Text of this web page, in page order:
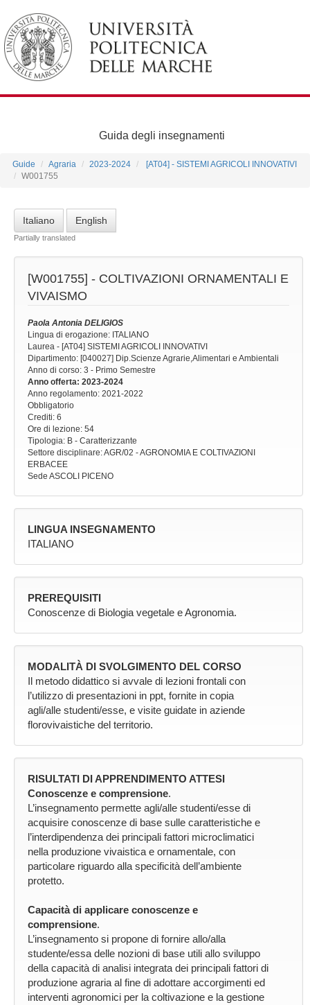
Guida degli insegnamenti
Guide Agraria 2023-2024
[AT04] - SISTEMI AGRICOLI INNOVATIVI
W001755
Italiano English
Partially translated
[W001755] - COLTIVAZIONI ORNAMENTALI E
VIVAISMO
Paola Antonia DELIGIOS
Lingua di erogazione: ITALIANO
Laurea - [AT04] SISTEMI AGRICOLI INNOVATIVI
Dipartimento: [040027] Dip.Scienze Agrarie,Alimentari e Ambientali
Anno di corso: 3 - Primo Semestre
Anno offerta: 2023-2024
Anno regolamento: 2021-2022
Obbligatorio
Crediti: 6
Ore di lezione: 54
Tipologia: B - Caratterizzante
Settore disciplinare: AGR/02 - AGRONOMIA E COLTIVAZIONI
ERBACEE
Sede ASCOLI PICENO
LINGUA INSEGNAMENTO
ITALIANO
PREREQUISITI
Conoscenze di Biologia vegetale e Agronomia.
MODALITÀ DI SVOLGIMENTO DEL CORSO
Il metodo didattico si avvale di lezioni frontali con
l’utilizzo di presentazioni in ppt, fornite in copia
agli/alle studenti/esse, e visite guidate in aziende
florovivaistiche del territorio.
RISULTATI DI APPRENDIMENTO ATTESI
Conoscenze e comprensione.
L’insegnamento permette agli/alle studenti/esse di
acquisire conoscenze di base sulle caratteristiche e
l’interdipendenza dei principali fattori microclimatici
nella produzione vivaistica e ornamentale, con
particolare riguardo alla specificità dell’ambiente
protetto.
Capacità di applicare conoscenze e
comprensione.
L’insegnamento si propone di fornire allo/alla
studente/essa delle nozioni di base utili allo sviluppo
della capacità di analisi integrata dei principali fattori di
produzione agraria al fine di adottare accorgimenti ed
interventi agronomici per la coltivazione e la gestione